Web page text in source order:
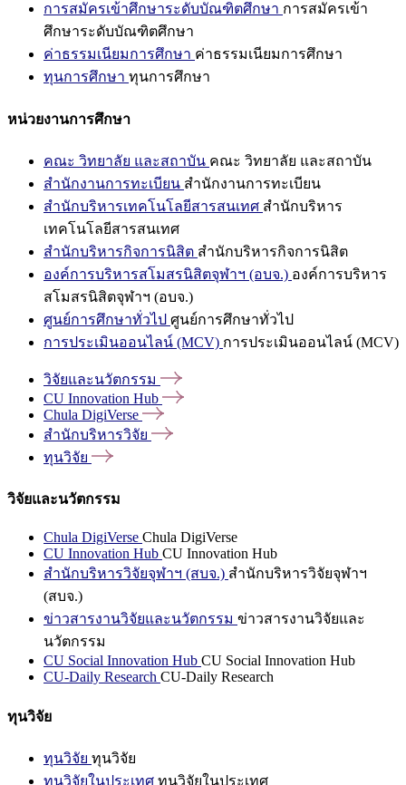
การสมัครเข้าศึกษาระดับบัณฑิตศึกษา การสมัครเข้า
ศึกษาระดับบัณฑิตศึกษา
ค่าธรรมเนียมการศึกษา ค่าธรรมเนียมการศึกษา
ทุนการศึกษา ทุนการศึกษา
หน่วยงานการศึกษา
คณะ วิทยาลัย และสถาบัน คณะ วิทยาลัย และสถาบัน
สำนักงานการทะเบียน สำนักงานการทะเบียน
สำนักบริหารเทคโนโลยีสารสนเทศ สำนักบริหาร
เทคโนโลยีสารสนเทศ
สำนักบริหารกิจการนิสิต สำนักบริหารกิจการนิสิต
องค์การบริหารสโมสรนิสิตจุฬาฯ (อบจ.) องค์การบริหาร
สโมสรนิสิตจุฬาฯ (อบจ.)
ศูนย์การศึกษาทั่วไป ศูนย์การศึกษาทั่วไป
การประเมินออนไลน์ (MCV) การประเมินออนไลน์ (MCV)
วิจัยและนวัตกรรม
CU Innovation Hub
Chula DigiVerse
สำนักบริหารวิจัย
ทุนวิจัย
วิจัยและนวัตกรรม
Chula DigiVerse Chula DigiVerse
CU Innovation Hub CU Innovation Hub
สำนักบริหารวิจัยจุฬาฯ (สบจ.) สำนักบริหารวิจัยจุฬาฯ
(สบจ.)
ข่าวสารงานวิจัยและนวัตกรรม ข่าวสารงานวิจัยและ
นวัตกรรม
CU Social Innovation Hub CU Social Innovation Hub
CU-Daily Research CU-Daily Research
ทุนวิจัย
ทุนวิจัย ทุนวิจัย
ทุนวิจัยในประเทศ ทุนวิจัยในประเทศ